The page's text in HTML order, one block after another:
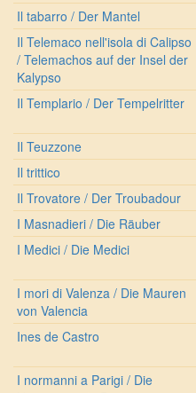
Il tabarro / Der Mantel
Il Telemaco nell'isola di Calipso
/ Telemachos auf der Insel der
Kalypso
Il Templario / Der Tempelritter
Il Teuzzone
Il trittico
Il Trovatore / Der Troubadour
I Masnadieri / Die Räuber
I Medici / Die Medici
I mori di Valenza / Die Mauren
von Valencia
Ines de Castro
I normanni a Parigi / Die